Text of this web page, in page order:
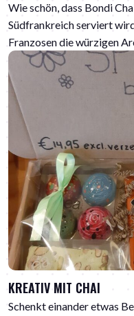
Wie schön, dass Bondi
Südfrankreich serviert
Franzosen die würzigen
KREATIV MIT CHAI
Schenkt einander etwas Besonderes. So